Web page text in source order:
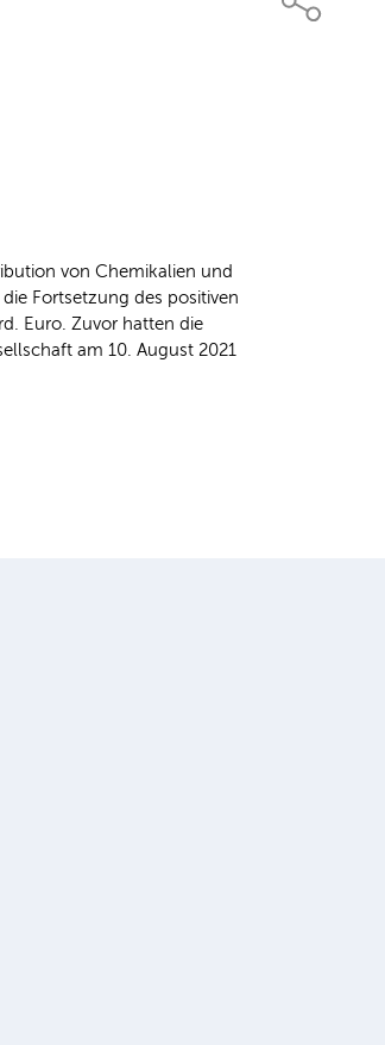
von Chemikalien und
Fortsetzung des positiven
Euro. Zuvor hatten die
am 10. August 2021